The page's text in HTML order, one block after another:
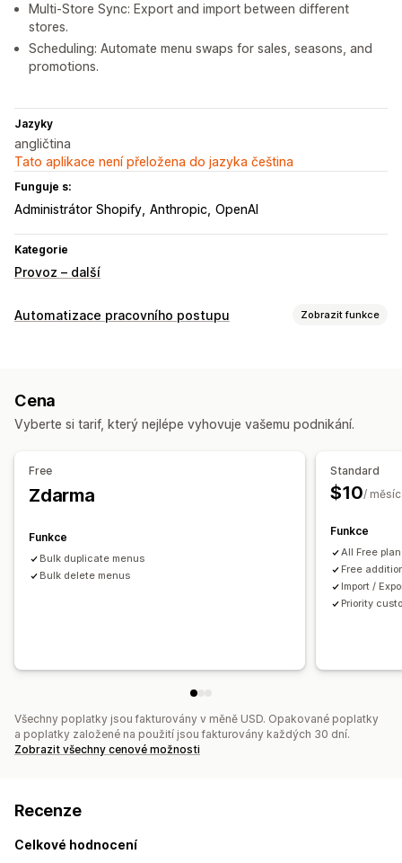
Multi-Store Sync: Export and import between different
stores.
Scheduling: Automate menu swaps for sales, seasons, and
promotions.
Jazyky
angličtina
Tato aplikace není přeložena do jazyka čeština
Funguje s:
Administrátor Shopify Anthropic OpenAI
Kategorie
Provoz – další
Automatizace pracovního postupu Zobrazit funkce
Cena
Vyberte si tarif, který nejlépe vyhovuje vašemu podnikání.
Free
Zdarma
Funkce
Bulk duplicate menus
Bulk delete menus
Standard
$10/ měsíc
Funkce
All Free
Free
Import /
Priority
Všechny poplatky jsou fakturovány v měně USD. Opakované poplatky
a poplatky založené na použití jsou fakturovány každých 30 dní.
Zobrazit všechny cenové možnosti
Recenze
Celkové hodnocení